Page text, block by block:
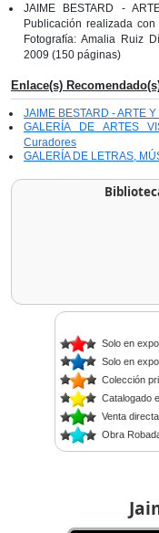
JAIME BESTARD -
Publicación realizada
Fotografía: Amalia Ruiz
2009 (150 páginas)
Enlace(s)
JAIME BESTARD - ARTE
GALERÍA DE ARTES
Curadores
GALERÍA DE LETRAS,
Solo en
Solo en
Colección
Catalogado
Venta directa
Obra